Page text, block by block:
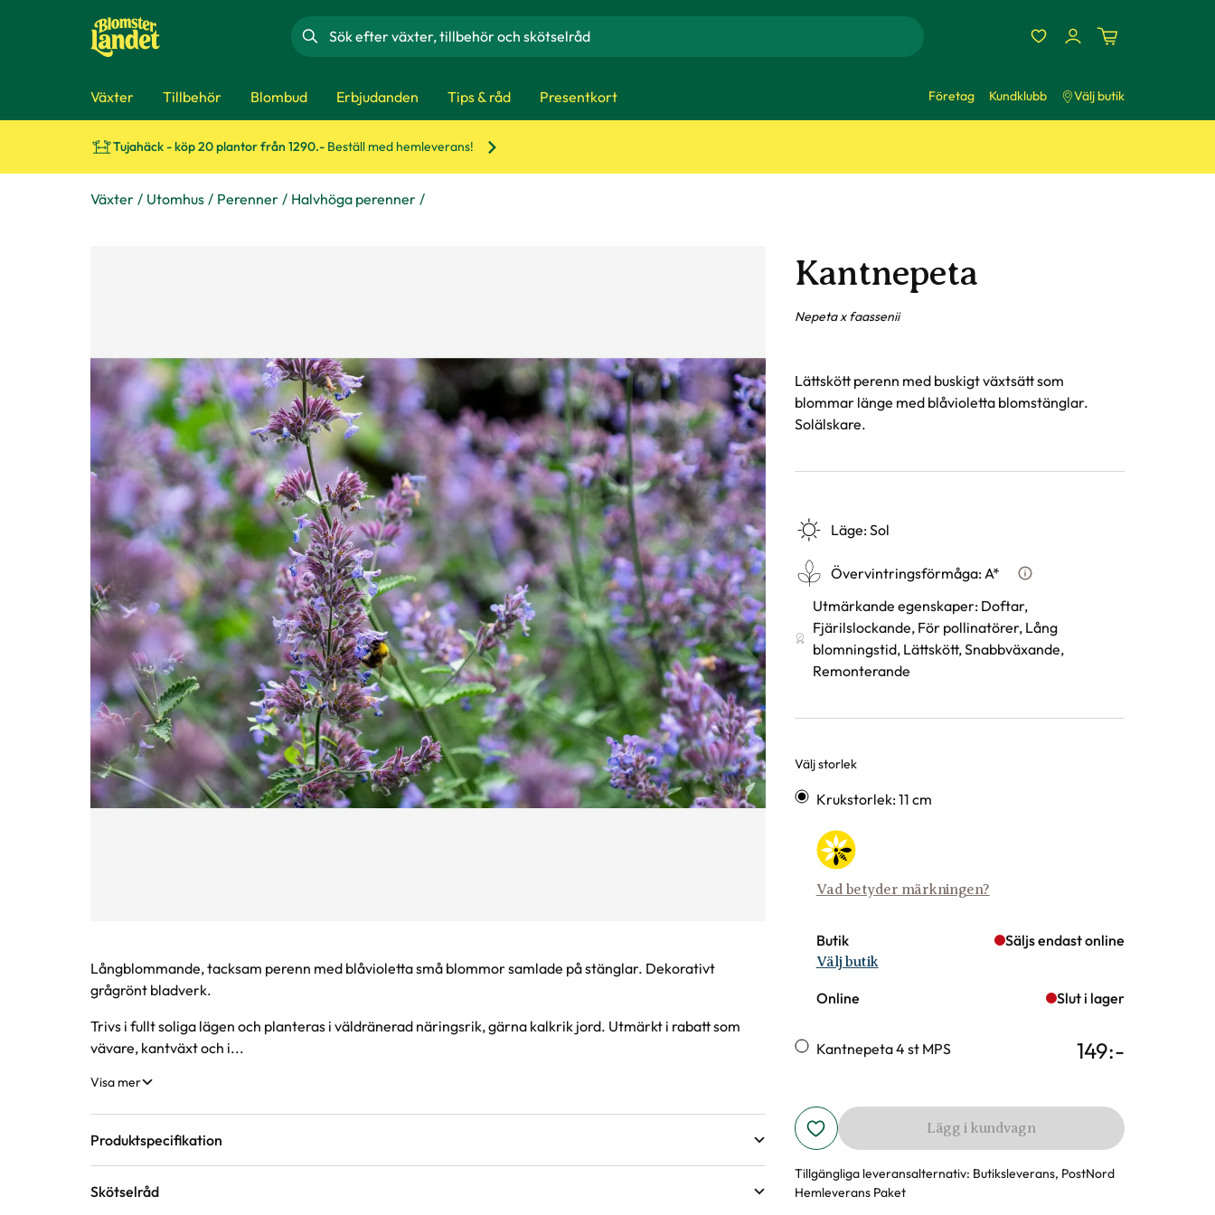
Sök
Växter Tillbehör Blombud Erbjudanden Tips & råd Presentkort Företag Kundklubb Välj butik
Tujahäck - köp 20 plantor från 1290.- Beställ med hemleverans!
Växter Utomhus Perenner Halvhöga perenner
Kantnepeta
Nepeta x faassenii
Lättskött perenn med buskigt växtsätt som
blommar länge med blåvioletta blomstänglar.
Solälskare.
Läge:Sol
Övervintringsförmåga:A*
Vad betyder
Utmärkande egenskaper: Doftar,
Fjärilslockande, För pollinatörer, Lång
blomningstid, Lättskött, Snabbväxande,
Remonterande
Välj storlek
Varianter
Krukstorlek: 11 cm
Vad betyder märkningen?
Butik Säljs endast online
Välj butik
Online Slut i lager
Kantnepeta 4 st MPS 149:-
Lägg i kundvagn
Tillgängliga leveransalternativ: Butiksleverans, PostNord
Hemleverans Paket
Produktinformation
Långblommande, tacksam perenn med blåvioletta små blommor samlade på stänglar. Dekorativt
grågrönt bladverk.
Trivs i fullt soliga lägen och planteras i väldränerad näringsrik, gärna kalkrik jord. Utmärkt i rabatt som
vävare, kantväxt och i...
Visa mer
Produktspecifikation
Krukstorlek
Skötselråd